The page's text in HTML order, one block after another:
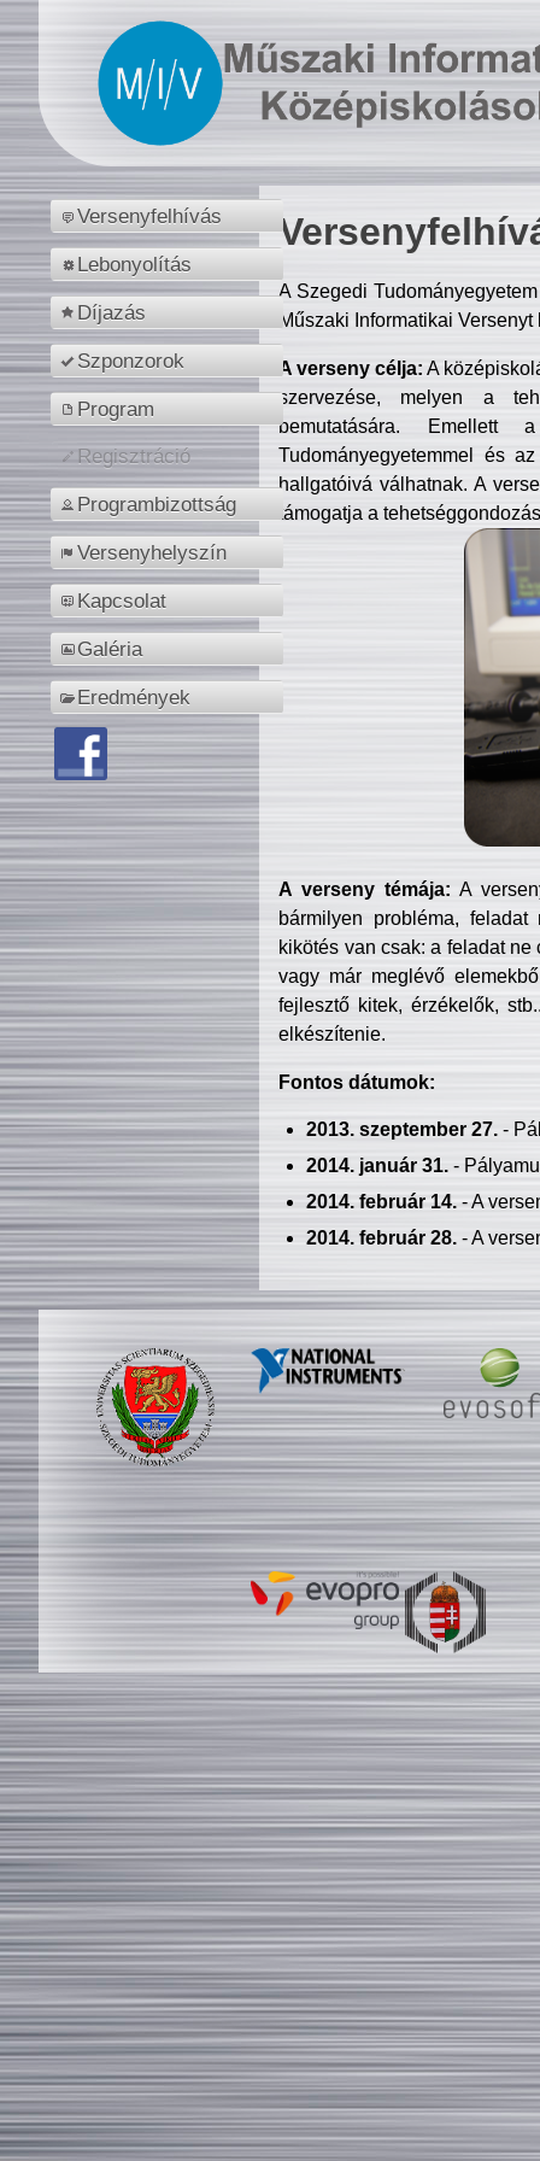
Versenyfelhívás
Lebonyolítás
Díjazás
Szponzorok
Program
Regisztráció
Programbizottság
Versenyhelyszín
Kapcsolat
Galéria
Eredmények
A Szegedi
Műszaki Informatikai
A verseny célja: A
szervezése, melyen a
bemutatására. Emellett
Tudományegyetemmel és
hallgatóivá válhatnak. A
támogatja a
A verseny témája: A
bármilyen probléma, feladat
kikötés van csak: a feladat
vagy már meglévő
fejlesztő kitek, érzékelők,
elkészítenie.
Fontos dátumok:
2013. szeptember 27.-
2014. január 31.-
2014. február 14.- A
2014. február 28.- A